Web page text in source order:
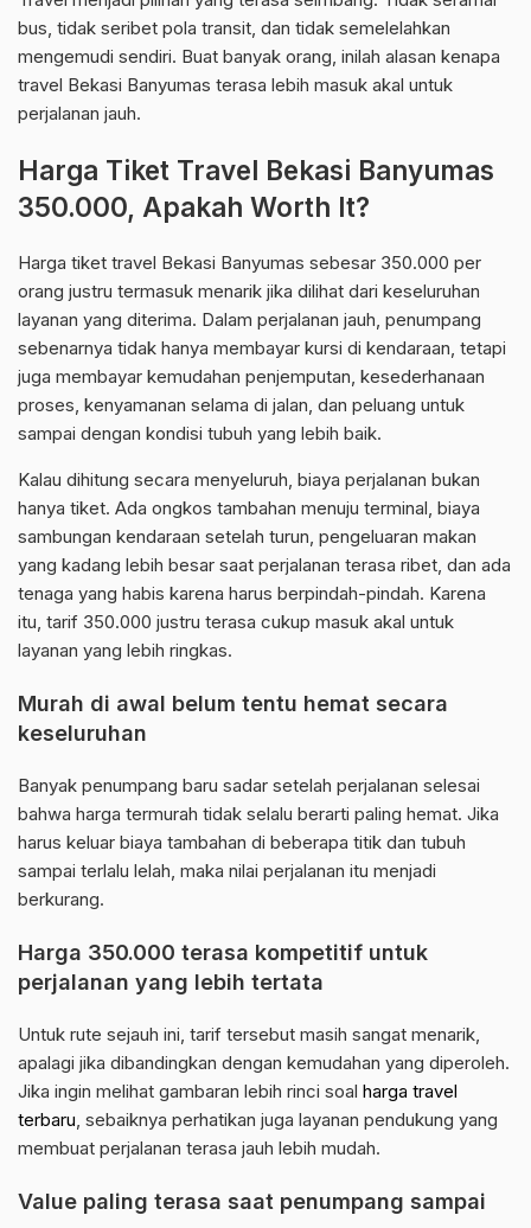
bus, tidak seribet pola transit, dan tidak semelelahkan
mengemudi sendiri. Buat banyak orang, inilah alasan kenapa
travel Bekasi Banyumas terasa lebih masuk akal untuk
perjalanan jauh.
Harga Tiket Travel Bekasi Banyumas
350.000, Apakah Worth It?
Harga tiket travel Bekasi Banyumas sebesar 350.000 per
orang justru termasuk menarik jika dilihat dari keseluruhan
layanan yang diterima. Dalam perjalanan jauh, penumpang
sebenarnya tidak hanya membayar kursi di kendaraan, tetapi
juga membayar kemudahan penjemputan, kesederhanaan
proses, kenyamanan selama di jalan, dan peluang untuk
sampai dengan kondisi tubuh yang lebih baik.
Kalau dihitung secara menyeluruh, biaya perjalanan bukan
hanya tiket. Ada ongkos tambahan menuju terminal, biaya
sambungan kendaraan setelah turun, pengeluaran makan
yang kadang lebih besar saat perjalanan terasa ribet, dan ada
tenaga yang habis karena harus berpindah-pindah. Karena
itu, tarif 350.000 justru terasa cukup masuk akal untuk
layanan yang lebih ringkas.
Murah di awal belum tentu hemat secara
keseluruhan
Banyak penumpang baru sadar setelah perjalanan selesai
bahwa harga termurah tidak selalu berarti paling hemat. Jika
harus keluar biaya tambahan di beberapa titik dan tubuh
sampai terlalu lelah, maka nilai perjalanan itu menjadi
berkurang.
Harga 350.000 terasa kompetitif untuk
perjalanan yang lebih tertata
Untuk rute sejauh ini, tarif tersebut masih sangat menarik,
apalagi jika dibandingkan dengan kemudahan yang diperoleh.
Jika ingin melihat gambaran lebih rinci soal harga travel
terbaru, sebaiknya perhatikan juga layanan pendukung yang
membuat perjalanan terasa jauh lebih mudah.
Value paling terasa saat penumpang sampai